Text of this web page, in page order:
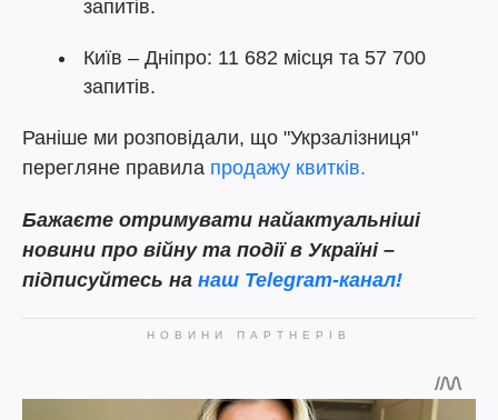
запитів.
Київ – Дніпро: 11 682 місця та 57 700
запитів.
Раніше ми розповідали, що "Укрзалізниця"
перегляне правила продажу квитків.
Бажаєте отримувати найактуальніші
новини про війну та події в Україні –
підписуйтесь на наш Telegram-канал!